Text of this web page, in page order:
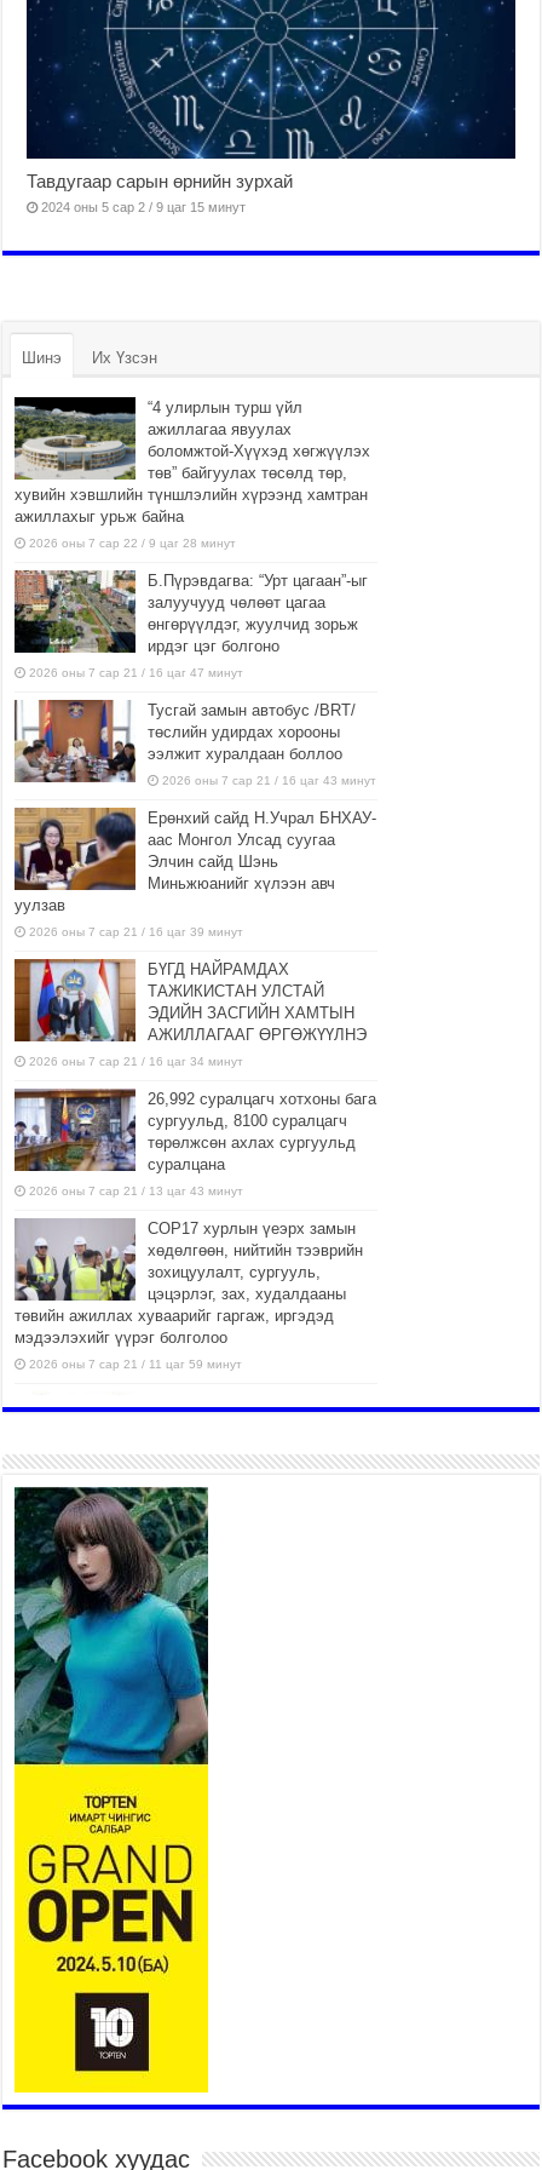
Тавдугаар сарын өрнийн зурхай
2024 оны 5 сар 2 / 9 цаг 15 минут
Шинэ Их Үзсэн
“4 улирлын турш үйл
ажиллагаа явуулах
боломжтой-Хүүхэд хөгжүүлэх
төв” байгуулах төсөлд төр,
хувийн хэвшлийн түншлэлийн хүрээнд хамтран
ажиллахыг урьж байна
2026 оны 7 сар 22 / 9 цаг 28 минут
Б.Пүрэвдагва: “Урт цагаан”-ыг
залуучууд чөлөөт цагаа
өнгөрүүлдэг, жуулчид зорьж
ирдэг цэг болгоно
2026 оны 7 сар 21 / 16 цаг 47 минут
Тусгай замын автобус /BRT/
төслийн удирдах хорооны
ээлжит хуралдаан боллоо
2026 оны 7 сар 21 / 16 цаг 43 минут
Ерөнхий сайд Н.Учрал БНХАУ-
аас Монгол Улсад суугаа
Элчин сайд Шэнь
Миньжюанийг хүлээн авч
уулзав
2026 оны 7 сар 21 / 16 цаг 39 минут
БҮГД НАЙРАМДАХ
ТАЖИКИСТАН УЛСТАЙ
ЭДИЙН ЗАСГИЙН ХАМТЫН
АЖИЛЛАГААГ ӨРГӨЖҮҮЛНЭ
2026 оны 7 сар 21 / 16 цаг 34 минут
26,992 суралцагч хотхоны бага
сургуульд, 8100 суралцагч
төрөлжсөн ахлах сургуульд
суралцана
2026 оны 7 сар 21 / 13 цаг 43 минут
COP17 хурлын үеэрх замын
хөдөлгөөн, нийтийн тээврийн
зохицуулалт, сургууль,
цэцэрлэг, зах, худалдааны
төвийн ажиллах хуваарийг гаргаж, иргэдэд
мэдээлэхийг үүрэг болголоо
2026 оны 7 сар 21 / 11 цаг 59 минут
сонирхлыг нэн тэргүүнд
хангахыг баталгаажууллаа
2026 оны 7 сар 21 / 11 цаг 42 минут
Б.Пүрэвдагва: “Туул-1”
коллекторыг ашиглалтад
оруулж байж бид гэр
хорооллыг барилгажуулна
2026 оны 7 сар 21 / 10 цаг 15 минут
НИЙСЛЭЛ, АЙМГИЙН
УДИРДЛАГУУДЫН АЖЛЫГ
ХҮНД СУРТЛЫГ БУУРУУЛЖ,
ИРГЭД, АЖ АХУЙН НЭГЖИЙН
АЧААГ ХЭРХЭН ХӨНГӨЛСНӨӨР ДҮГНЭНЭ
2026 оны 7 сар 21 / 10 цаг 09 минут
Байнгын хорооны дарга М.Мандхай Цөлжилттэй
тэмцэх тухай НҮБ-ын конвенцын талуудын 17
дугаар бага хурал (СОР17)-ын бэлтгэл ажлын
явцтай танилцлаа
2026 оны 7 сар 21 / 10 цаг 03 минут
Б.Пүрэвдагва: Бүтээн байгуулалтын аливаа
уялдаа холбоогүйгээс саатах ёсгүй
2026 оны 7 сар 20 / 17 цаг 21 минут
“Сэлбэ 20 минутын хот” төслийн анхны 12
давхар барилгын үндсэн карказ, цутгалтын ажил
дууслаа
Facebook хуудас